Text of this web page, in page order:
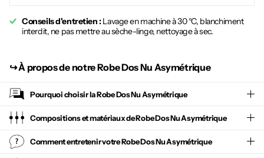
Conseils d'entretien :Lavage en machine à 30 °C, blanchiment
interdit, ne pas mettre au sèche-linge, nettoyage à sec.
↪︎À propos de notre Robe Dos Nu Asymétrique
Pourquoi choisir laRobe Dos Nu Asymétrique
Compositions et matériaux de Robe Dos Nu Asymétrique
Comment entretenir votreRobe Dos Nu Asymétrique